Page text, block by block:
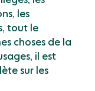
les
tout le
choses de la
il est
sur les